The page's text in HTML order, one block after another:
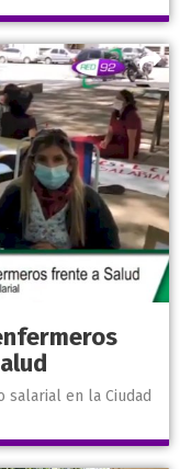
salarial en la Ciudad